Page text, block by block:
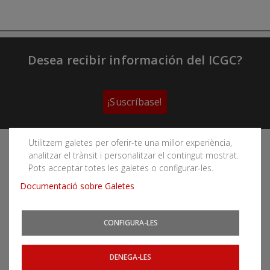
Utilitzem galetes per oferir-te una millor experiència,
analitzar el trànsit i personalitzar el contingut mostrat.
Pots acceptar totes les galetes o configurar-les.
Documentació sobre Galetes
CONFIGURA-LES
DENEGA-LES
Desea recibir información del ICGC?
¡Suscríbase!
Sigue las redes sociales del Instituto Cartográfico y
Geológico de Cataluña
Puede subscribirse a los canales RSS